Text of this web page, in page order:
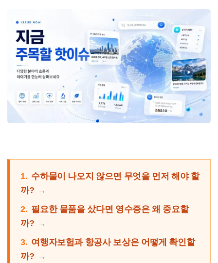
1. 수하물이 나오지 않으면 무엇을 먼저 해야 할
까?
2. 필요한 물품을 샀다면 영수증은 왜 중요할
까?
3. 여행자보험과 항공사 보상은 어떻게 확인할
까?